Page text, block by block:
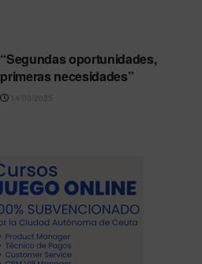
“Segundas oportunidades,
primeras necesidades”
14/03/2025